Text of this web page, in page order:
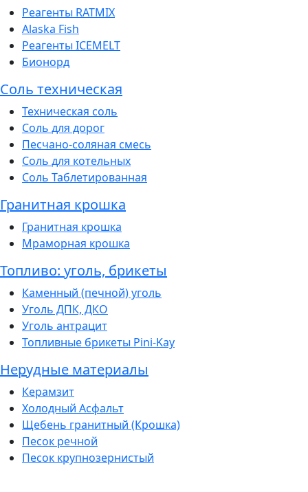
Реагенты RATMIX
Alaska Fish
Реагенты ICEMELT
Бионорд
Соль техническая
Техническая соль
Соль для дорог
Песчано-соляная смесь
Соль для котельных
Соль Таблетированная
Гранитная крошка
Гранитная крошка
Мраморная крошка
Топливо: уголь, брикеты
Каменный (печной) уголь
Уголь ДПК, ДКО
Уголь антрацит
Топливные брикеты Pini-Kay
Нерудные материалы
Керамзит
Холодный Асфальт
Щебень гранитный (Крошка)
Песок речной
Песок крупнозернистый